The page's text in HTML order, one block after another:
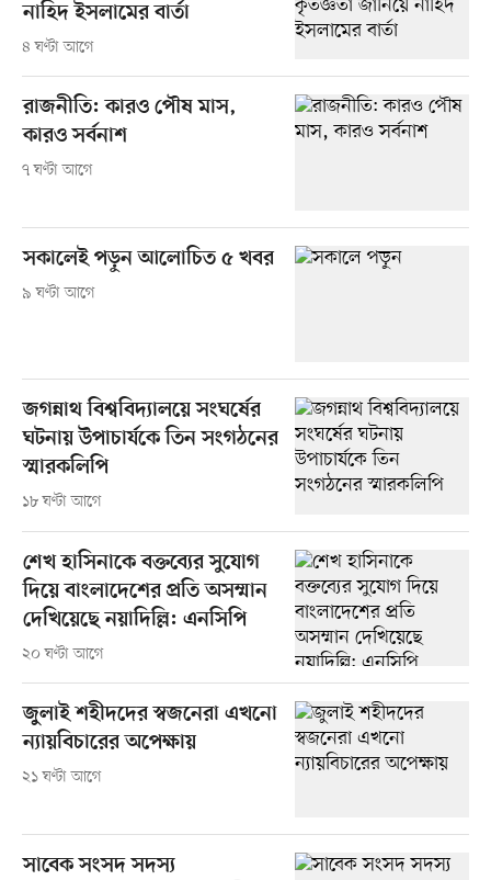
নাহিদ ইসলামের বার্তা
৪ ঘণ্টা আগে
রাজনীতি: কারও পৌষ মাস,
কারও সর্বনাশ
৭ ঘণ্টা আগে
সকালেই পড়ুন আলোচিত ৫ খবর
৯ ঘণ্টা আগে
জগন্নাথ বিশ্ববিদ্যালয়ে সংঘর্ষের
ঘটনায় উপাচার্যকে তিন সংগঠনের
স্মারকলিপি
১৮ ঘণ্টা আগে
শেখ হাসিনাকে বক্তব্যের সুযোগ
দিয়ে বাংলাদেশের প্রতি অসম্মান
দেখিয়েছে নয়াদিল্লি: এনসিপি
২০ ঘণ্টা আগে
জুলাই শহীদদের স্বজনেরা এখনো
ন্যায়বিচারের অপেক্ষায়
২১ ঘণ্টা আগে
সাবেক সংসদ সদস্য